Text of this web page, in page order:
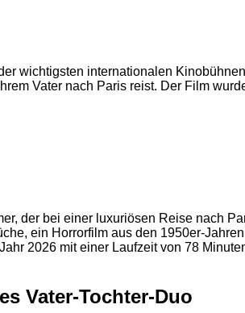
wichtigsten internationalen
Vater nach Paris reist. Der Film
der bei einer luxuriösen Reise nach
ein Horrorfilm aus den 1950er-
2026 mit einer Laufzeit von 78
Vater-Tochter-Duo